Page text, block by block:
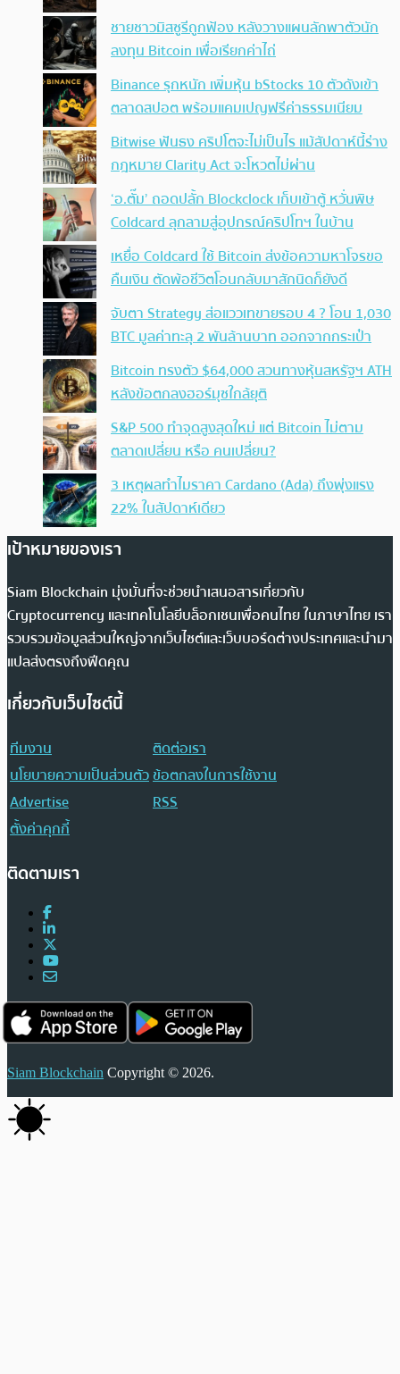
ชายชาวมิสซูรีถูกฟ้อง หลังวางแผนลักพาตัวนัก
ลงทุน Bitcoin เพื่อเรียกค่าไถ่
Binance รุกหนัก เพิ่มหุ้น bStocks 10 ตัวดังเข้า
ตลาดสปอต พร้อมแคมเปญฟรีค่าธรรมเนียม
Bitwise ฟันธง คริปโตจะไม่เป็นไร แม้สัปดาห์นี้ร่าง
กฎหมาย Clarity Act จะโหวตไม่ผ่าน
‘อ.ตั๊ม’ ถอดปลั้ก Blockclock เก็บเข้าตู้ หวั่นพิษ
Coldcard ลุกลามสู่อุปกรณ์คริปโทฯ ในบ้าน
เหยื่อ Coldcard ใช้ Bitcoin ส่งข้อความหาโจรขอ
คืนเงิน ตัดพ้อชีวิตโอนกลับมาสักนิดก็ยังดี
จับตา Strategy ส่อแววเทขายรอบ 4 ? โอน 1,030
BTC มูลค่าทะลุ 2 พันล้านบาท ออกจากกระเป๋า
Bitcoin ทรงตัว $64,000 สวนทางหุ้นสหรัฐฯ ATH
หลังข้อตกลงฮอร์มุซใกล้ยุติ
S&P 500 ทำจุดสูงสุดใหม่ แต่ Bitcoin ไม่ตาม
ตลาดเปลี่ยน หรือ คนเปลี่ยน?
3 เหตุผลทำไมราคา Cardano (Ada) ถึงพุ่งแรง
22% ในสัปดาห์เดียว
เป้าหมายของเรา
Siam Blockchain มุ่งมั่นที่จะช่วยนำเสนอสารเกี่ยวกับ
Cryptocurrency และเทคโนโลยีบล็อกเชนเพื่อคนไทย ในภาษาไทย เรา
รวบรวมข้อมูลส่วนใหญ่จากเว็บไซต์และเว็บบอร์ดต่างประเทศและนำมา
แปลส่งตรงถึงฟีดคุณ
เกี่ยวกับเว็บไซต์นี้
ทีมงาน
ติดต่อเรา
นโยบายความเป็นส่วนตัวข้อตกลงในการใช้งาน
Advertise
RSS
ตั้งค่าคุกกี้
ติดตามเรา
Siam Blockchain Copyright © 2026.